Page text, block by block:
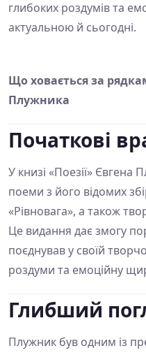
глибоких роздумів та
актуальною й сьогодні.
Що ховається за
Плужника
Початкові
У книзі «Поезії» Євгена
поеми з його відомих
«Рівновага», а також
Це видання дає змогу
поєднував у своїй
роздуми та емоційну
Глибший
Плужник був одним із